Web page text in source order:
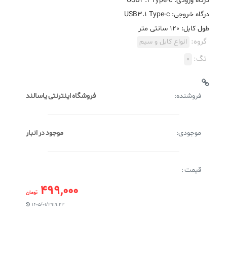
طول کابل: 120 سانتی متر
گروه: انواع کابل و سیم
تگ: 0
فروشنده: فروشگاه اینترنتی یاسالند
موجودی: موجود در انبار
قیمت :
499,000 تومان
1405/01/29 19:23